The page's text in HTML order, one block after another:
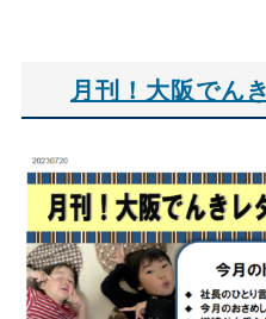
月刊！大阪でん